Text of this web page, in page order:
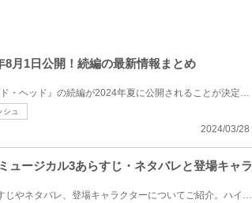
8月1日公開！続編の最新情報まとめ
ディズニー・ピクサーの人気作『インサイド・ヘッド』の続編が2024年夏に公開されることが決定しました...
シュ
2024/03/28
ュージカル3あらすじ・ネタバレと登場キャラ
「ハイスクール・ミュージカル3」のあらすじやネタバレ、登場キャラクターについてご紹介。ハイスクール...